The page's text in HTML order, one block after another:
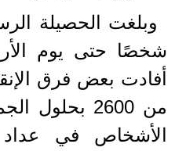
شخصًا حتى يوم
أفادت بعض فرق
من 2600
الأشخاص في عداد